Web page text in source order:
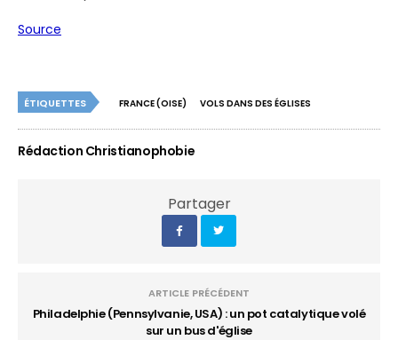
Source
ÉTIQUETTES FRANCE (OISE) VOLS DANS DES ÉGLISES
Rédaction Christianophobie
Partager
ARTICLE PRÉCÉDENT
Philadelphie (Pennsylvanie, USA) : un pot catalytique volé
sur un bus d'église